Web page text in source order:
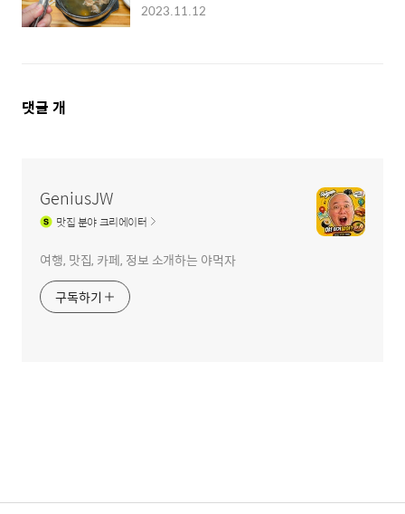
2023.11.12
댓
댓글 개
GeniusJW
맛집분야 크리에이터
여행, 맛집, 카페, 정보 소개하는 야먹자
구독하기